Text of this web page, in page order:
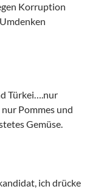
Korruption
Türkei….nur
Pommes und
Gemüse.
ich drücke